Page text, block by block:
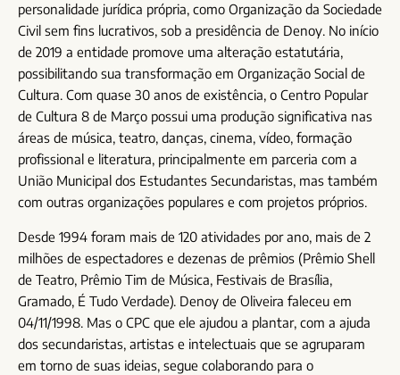
personalidade jurídica própria, como Organização da Sociedade
Civil sem fins lucrativos, sob a presidência de Denoy. No início
de 2019 a entidade promove uma alteração estatutária,
possibilitando sua transformação em Organização Social de
Cultura. Com quase 30 anos de existência, o Centro Popular
de Cultura 8 de Março possui uma produção significativa nas
áreas de música, teatro, danças, cinema, vídeo, formação
profissional e literatura, principalmente em parceria com a
União Municipal dos Estudantes Secundaristas, mas também
com outras organizações populares e com projetos próprios.
Desde 1994 foram mais de 120 atividades por ano, mais de 2
milhões de espectadores e dezenas de prêmios (Prêmio Shell
de Teatro, Prêmio Tim de Música, Festivais de Brasília,
Gramado, É Tudo Verdade). Denoy de Oliveira faleceu em
04/11/1998. Mas o CPC que ele ajudou a plantar, com a ajuda
dos secundaristas, artistas e intelectuais que se agruparam
em torno de suas ideias, segue colaborando para o